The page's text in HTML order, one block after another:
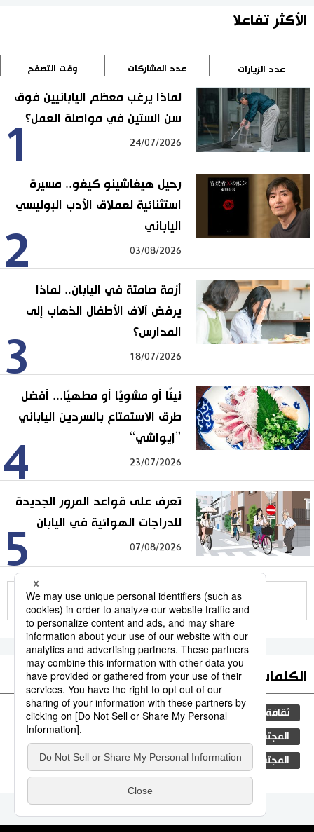
الأكثر تفاعلا
عدد الزيارات عدد المشاركات وقت التصفح
1
لماذا يرغب معظم اليابانيين فوق
سن الستين في مواصلة العمل؟
24/07/2026
2
رحيل هيغاشينو كيغو.. مسيرة
استثنائية لعملاق الأدب البوليسي
الياباني
03/08/2026
3
أزمة صامتة في اليابان.. لماذا
يرفض آلاف الأطفال الذهاب إلى
المدارس؟
18/07/2026
4
نيئًا أو مشويًا أو مطهيًا... أفضل
طرق الاستمتاع بالسردين الياباني
”إيواشي“
23/07/2026
5
تعرف على قواعد المرور الجديدة
للدراجات الهوائية في اليابان
07/08/2026
للمزيد
الكلمات الأكثر بحثا
ثقافة التعليم الياباني مجتمع اليابان
المجتمع الياباني التحرش
المجتمع الأنشطة